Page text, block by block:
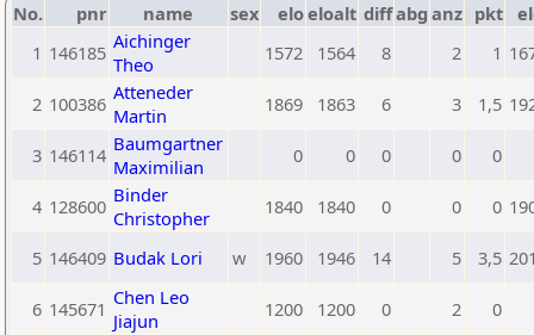
No. pnr name sex eloeloalt diffabg anz pkt
1 146185 Aichinger
Theo
1572 1564 8 2 1
2 100386 Atteneder
Martin
1869 1863 6 3 1,5
3 146114 Baumgartner
Maximilian
0 0 0 0 0
4 128600 Binder
Christopher
1840 1840 0 0 0
5 146409 Budak Lori w 1960 1946 14 5 3,5
6 145671 Chen Leo
Jiajun
1200 1200 0 2 0